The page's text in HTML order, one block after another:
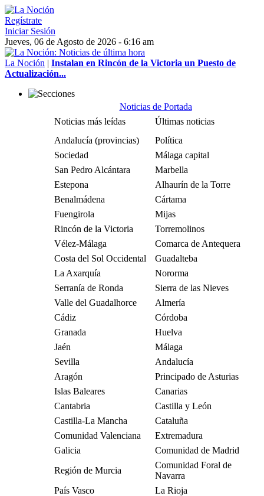
Regístrate
Iniciar Sesión
Jueves, 06 de Agosto de 2026 - 6:16 am
La Noción | Instalan en Rincón de la Victoria un Puesto de
Actualización...
Noticias de Portada
Noticias más leídas
Últimas noticias
Andalucía (provincias)
Política
Sociedad
Málaga capital
San Pedro Alcántara
Marbella
Estepona
Alhaurín de la Torre
Benalmádena
Cártama
Fuengirola
Mijas
Rincón de la Victoria
Torremolinos
Vélez-Málaga
Comarca de Antequera
Costa del Sol Occidental
Guadalteba
La Axarquía
Nororma
Serranía de Ronda
Sierra de las Nieves
Valle del Guadalhorce
Almería
Cádiz
Córdoba
Granada
Huelva
Jaén
Málaga
Sevilla
Andalucía
Aragón
Principado de Asturias
Islas Baleares
Canarias
Cantabria
Castilla y León
Castilla-La Mancha
Cataluña
Comunidad Valenciana
Extremadura
Galicia
Comunidad de Madrid
Región de Murcia
Comunidad Foral de
Navarra
País Vasco
La Rioja